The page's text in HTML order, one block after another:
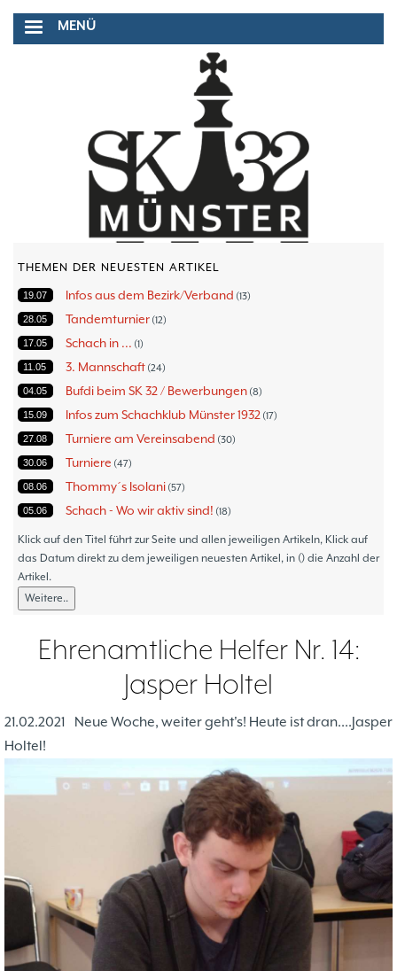
Inhalt
MENÜ
THEMEN DER NEUESTEN ARTIKEL
19.07 Infos aus dem Bezirk/Verband 13
28.05 Tandemturnier 12
17.05 Schach in ... 1
11.05 3. Mannschaft 24
04.05 Bufdi beim SK 32 / Bewerbungen 8
15.09 Infos zum Schachklub Münster 1932 17
27.08 Turniere am Vereinsabend 30
30.06 Turniere 47
08.06 Thommy´s Isolani 57
05.06 Schach - Wo wir aktiv sind! 18
11.05 Bezirksturniere 1
05.05 Frauenmannschaft 6
09.10
Jugendmannschaften
Landesebene
Open 2023 1
Blitz-/Schnellschach-Grandprix
17.08 Hammerstraßenfest 3
21.05
16.02
Jubiläums-Turniere
Kinder und Jugendliche - Schachjugend
Münster
18
20.09
2. Mannschaft
24.02 1. Mannschaft
Klick auf den Titel führt zur Seite und allen jeweiligen Artikeln, Klick auf
das Datum direkt zu dem jeweiligen neuesten Artikel, in () die Anzahl der
Artikel.
Weitere..
Ehrenamtliche Helfer Nr. 14:
Jasper Holtel
21.02.2021
Neue Woche, weiter geht's! Heute ist dran....Jasper
Holtel!